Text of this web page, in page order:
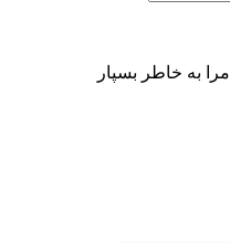
مرا به خاطر بسپار